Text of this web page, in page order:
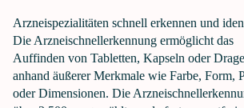
Arzneispezialitäten schnell erkennen und
Die Arzneischnellerkennung ermöglicht das
Auffinden von Tabletten, Kapseln oder
anhand äußerer Merkmale wie Farbe, Form,
oder Dimensionen. Die